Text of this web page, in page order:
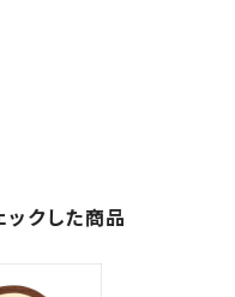
ックした商品